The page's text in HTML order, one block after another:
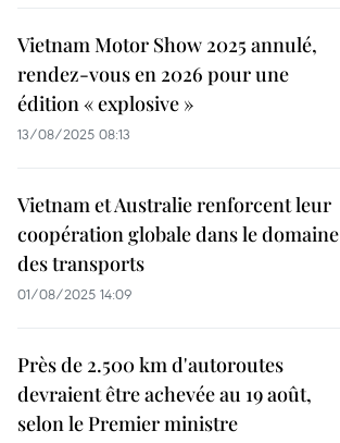
Vietnam Motor Show 2025 annulé,
rendez-vous en 2026 pour une
édition « explosive »
13/08/2025 08:13
Vietnam et Australie renforcent leur
coopération globale dans le domaine
des transports
01/08/2025 14:09
Près de 2.500 km d'autoroutes
devraient être achevée au 19 août,
selon le Premier ministre